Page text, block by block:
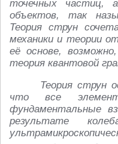
точечных частиц,
объектов, так
Теория струн
механики и теории
её основе,
теория квантовой
Теория струн
что все
фундаментальные
результате